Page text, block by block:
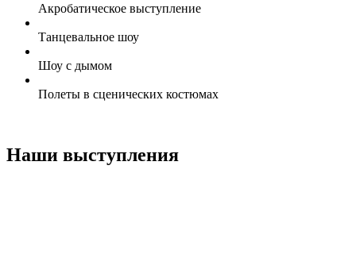
Акробатическое выступление
Танцевальное шоу
Шоу с дымом
Полеты в сценических костюмах
Наши выступления